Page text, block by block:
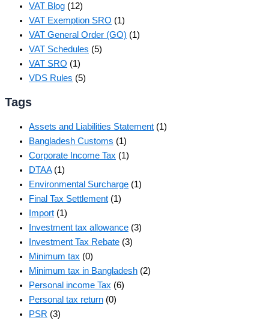
VAT Blog (12)
VAT Exemption SRO (1)
VAT General Order (GO) (1)
VAT Schedules (5)
VAT SRO (1)
VDS Rules (5)
Tags
Assets and Liabilities Statement (1)
Bangladesh Customs (1)
Corporate Income Tax (1)
DTAA(1)
Environmental Surcharge (1)
Final Tax Settlement (1)
Import (1)
Investment tax allowance (3)
Investment Tax Rebate (3)
Minimum tax (0)
Minimum tax in Bangladesh (2)
Personal income Tax (6)
Personal tax return (0)
PSR (3)